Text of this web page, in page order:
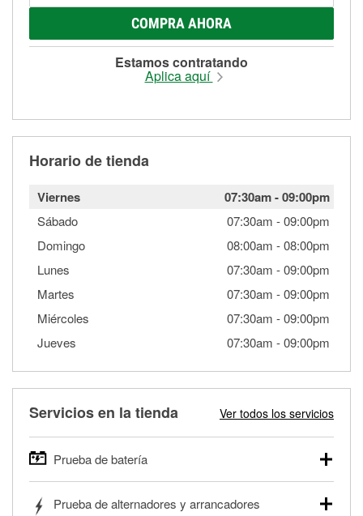
COMPRA AHORA
Estamos contratando
Aplica aquí
Horario de tienda
Viernes 07:30am-09:00pm
Sábado 07:30am -09:00pm
Domingo
08:00am -08:00pm
Lunes
07:30am -09:00pm
Martes
07:30am -09:00pm
Miércoles
07:30am -09:00pm
Jueves
07:30am -09:00pm
Servicios en la tienda Ver todos los servicios
Prueba de batería
autos, camionetas, SUVs, vehículos comerciales y
Prueba de alternadores y arrancadores